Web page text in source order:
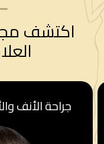
اكتشف
قسم